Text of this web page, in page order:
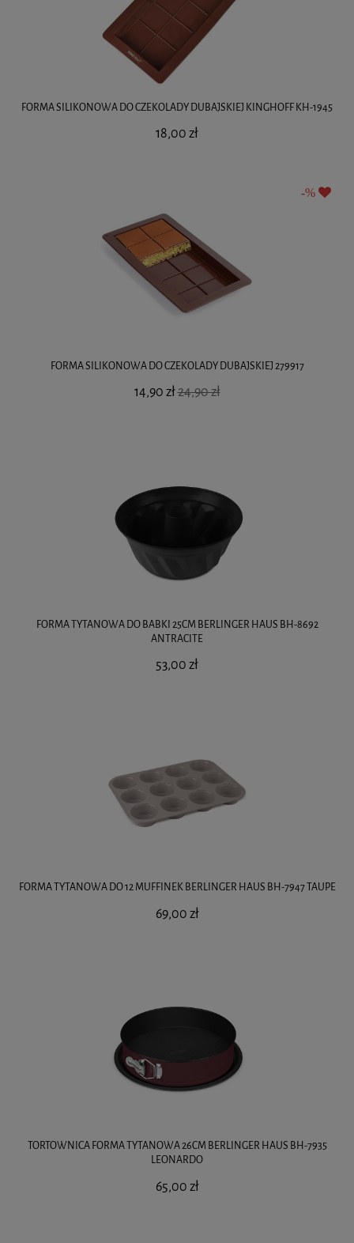
FORMA SILIKONOWA DO CZEKOLADY DUBAJSKIEJ KINGHOFF KH-1945
18,00 zł
FORMA SILIKONOWA DO CZEKOLADY DUBAJSKIEJ 279917
14,90 zł24,90 zł
FORMA TYTANOWA DO BABKI 25CM BERLINGER HAUS BH-8692
ANTRACITE
53,00 zł
FORMA TYTANOWA DO 12 MUFFINEK BERLINGER HAUS BH-7947 TAUPE
69,00 zł
TORTOWNICA FORMA TYTANOWA 26CM BERLINGER HAUS BH-7935
LEONARDO
65,00 zł